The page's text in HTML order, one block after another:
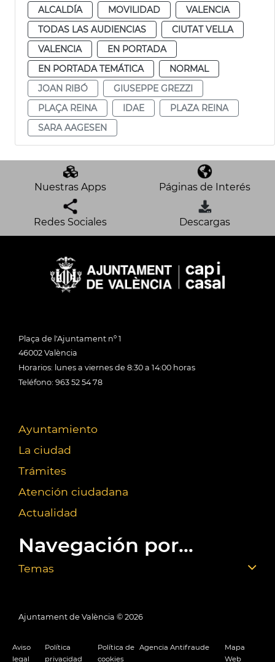
ALCALDÍA MOVILIDAD
VALENCIA
TODAS LAS AUDIENCIAS
CIUTAT VELLA
VALENCIA
EN PORTADA
EN PORTADA TEMÁTICA
NORMAL
JOAN RIBÓ
GIUSEPPE GREZZI
PLAÇA REINA
IDAE
PLAZA REINA
SARA AAGESEN
Nuestras Apps Páginas de Interés
Redes Sociales Descargas
Plaça de l'Ajuntament nº 1
46002 València
Horarios: lunes a viernes de 8:30 a 14:00 horas
Teléfono: 963 52 54 78
Ayuntamiento
La ciudad
Trámites
Atención ciudadana
Actualidad
Navegación por...
Temas
Ajuntament de València © 2026
Aviso
legal
Política
privacidad
Política de
cookies
Agencia Antifraude
Mapa
Web